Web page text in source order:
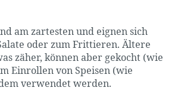
am zartesten und eignen sich
oder zum Frittieren. Ältere
zäher, können aber gekocht (wie
Einrollen von Speisen (wie
verwendet werden.